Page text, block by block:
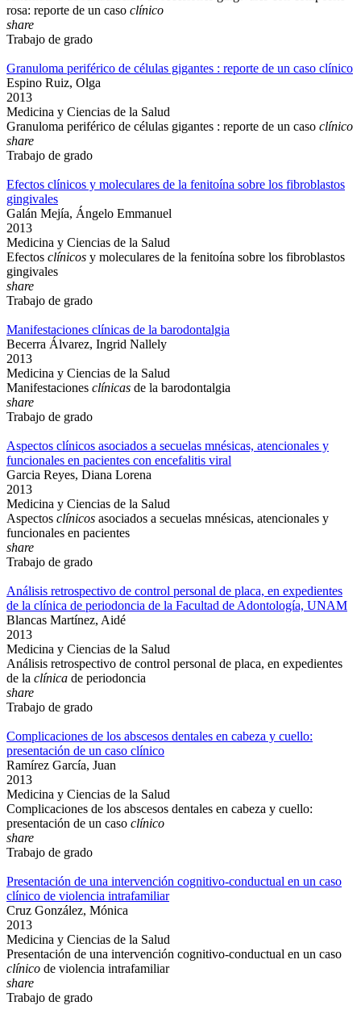
rosa: reporte de un caso clínico
share
Trabajo de grado
Granuloma periférico de células gigantes : reporte de un caso clínico
Espino Ruiz, Olga
2013
Medicina y Ciencias de la Salud
Granuloma periférico de células gigantes : reporte de un caso clínico
share
Trabajo de grado
Efectos clínicos y moleculares de la fenitoína sobre los fibroblastos
gingivales
Galán Mejía, Ángelo Emmanuel
2013
Medicina y Ciencias de la Salud
Efectos clínicos y moleculares de la fenitoína sobre los fibroblastos
gingivales
share
Trabajo de grado
Manifestaciones clínicas de la barodontalgia
Becerra Álvarez, Ingrid Nallely
2013
Medicina y Ciencias de la Salud
Manifestaciones clínicas de la barodontalgia
share
Trabajo de grado
Aspectos clínicos asociados a secuelas mnésicas, atencionales y
funcionales en pacientes con encefalitis viral
Garcia Reyes, Diana Lorena
2013
Medicina y Ciencias de la Salud
Aspectos clínicos asociados a secuelas mnésicas, atencionales y
funcionales en pacientes
share
Trabajo de grado
Análisis retrospectivo de control personal de placa, en expedientes
de la clínica de periodoncia de la Facultad de Adontología, UNAM
Blancas Martínez, Aidé
2013
Medicina y Ciencias de la Salud
Análisis retrospectivo de control personal de placa, en expedientes
de la clínica de periodoncia
share
Trabajo de grado
Complicaciones de los abscesos dentales en cabeza y cuello:
presentación de un caso clínico
Ramírez García, Juan
2013
Medicina y Ciencias de la Salud
Complicaciones de los abscesos dentales en cabeza y cuello:
presentación de un caso clínico
share
Trabajo de grado
Presentación de una intervención cognitivo-conductual en un caso
clínico de violencia intrafamiliar
Cruz González, Mónica
2013
Medicina y Ciencias de la Salud
Presentación de una intervención cognitivo-conductual en un caso
clínico de violencia intrafamiliar
share
Trabajo de grado